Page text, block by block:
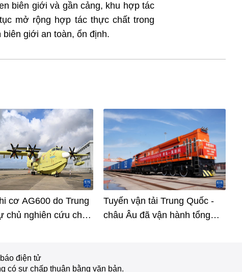
biên giới và gần cảng, khu hợp tác
mở rộng hợp tác thực chất trong
giới an toàn, ổn định.
cơ AG600 do Trung
chủ nghiên cứu chế
Tuyến vận tải Trung Quốc -
châu Âu đã vận hành tổng
điện tử
có sự chấp thuận bằng văn bản.